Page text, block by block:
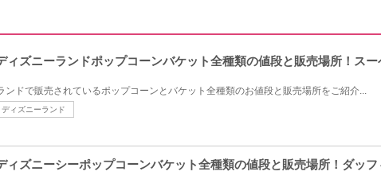
ィズニーランドポップコーンバケット全種類の値段と販売場所！ス
ンドで販売されているポップコーンとバケット全種類のお値段と販売場所をご紹介...
ディズニーランド
ィズニーシーポップコーンバケット全種類の値段と販売場所！ダッ